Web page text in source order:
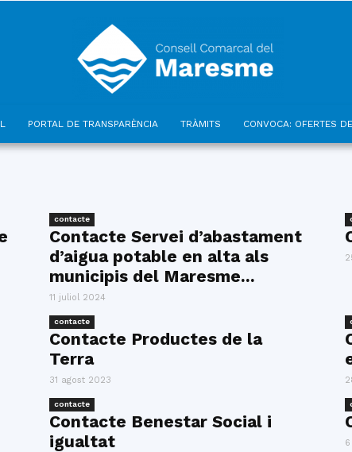
Comarcal
PORTAL DE TRANSPARÈNCIA TRÀMITS CONVOCA: OFERTES
contacte
Contacte Servei d’abastament
d’aigua potable en alta als
municipis del Maresme...
11 juliol 2024
contacte
Contacte Productes de la
Terra
31 agost 2023
contacte
Contacte Benestar Social i
igualtat